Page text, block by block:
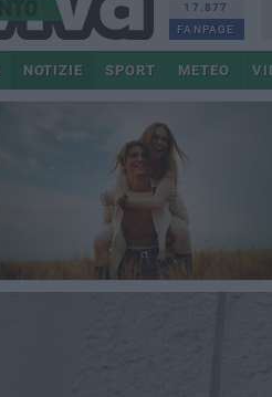
17.877
FANPAGE
NOTIZIE SPORT METEO